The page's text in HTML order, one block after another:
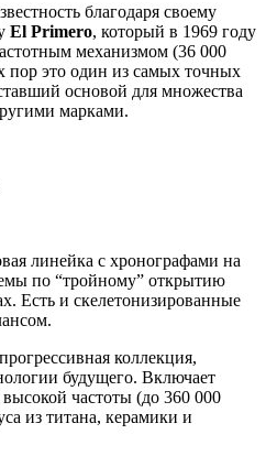
благодаря своему
El Primero, который в 1969 году
механизмом (36 000
пор это один из самых точных
основой для множества
марками.
линейка с хронографами на
по “тройному” открытию
Есть и скелетонизированные
коллекция,
будущего. Включает
частоты (до 360 000
из титана, керамики и